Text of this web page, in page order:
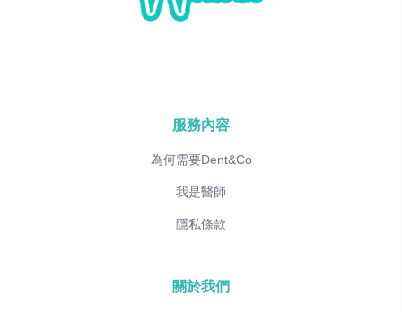
服務內容
為何需要Dent&Co
我是醫師
隱私條款
關於我們